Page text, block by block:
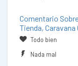
Comentario
Tienda,
Todo bien
Nada mal